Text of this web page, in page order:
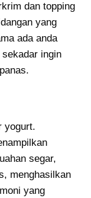
dan topping
yang
ada anda
ingin
yogurt.
segar,
menghasilkan
yang